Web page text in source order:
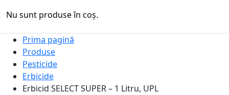
Nu sunt produse în coș.
Prima pagină
Produse
Pesticide
Erbicide
Erbicid SELECT SUPER – 1 Litru, UPL